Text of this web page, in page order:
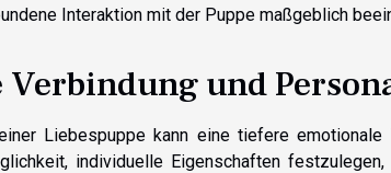
Interaktion mit der Puppe maßgeblich
Verbindung und
Liebespuppe kann eine tiefere
individuelle Eigenschaften